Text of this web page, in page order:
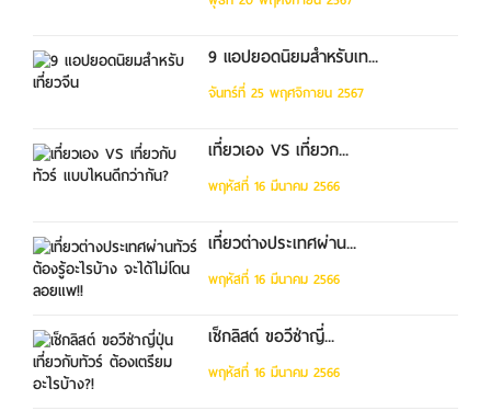
9 แอปยอดนิยมสำหรับเท...
จันทร์ที่ 25 พฤศจิกายน 2567
เที่ยวเอง VS เที่ยวก...
พฤหัสที่ 16 มีนาคม 2566
เที่ยวต่างประเทศผ่าน...
พฤหัสที่ 16 มีนาคม 2566
เช็กลิสต์ ขอวีซ่าญี่...
พฤหัสที่ 16 มีนาคม 2566